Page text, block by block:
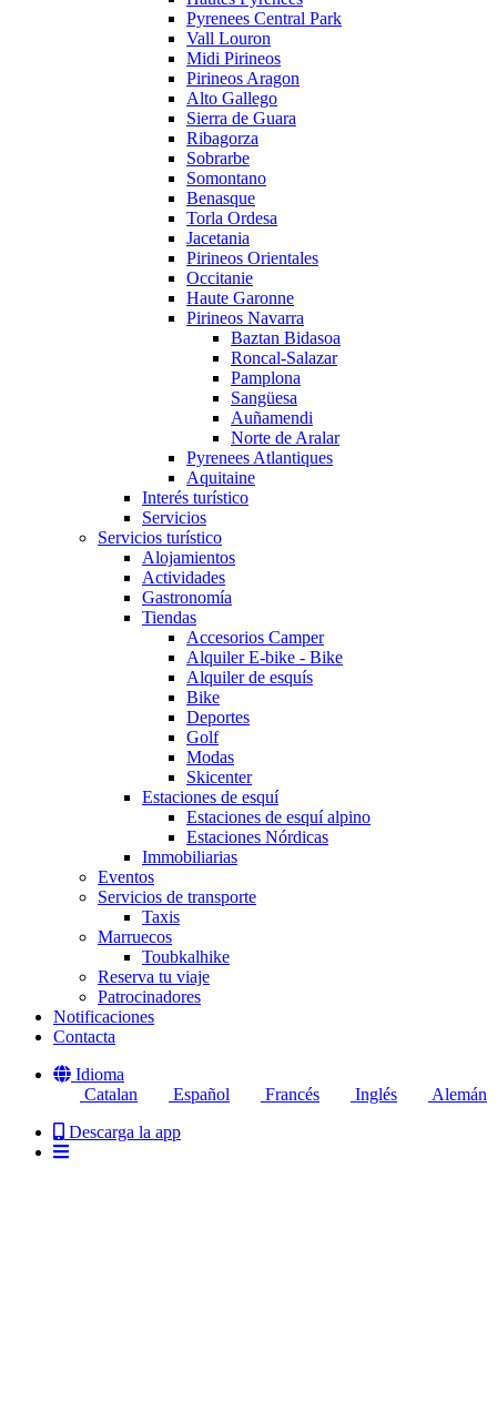
Pyrenees Central Park
Vall Louron
Midi Pirineos
Pirineos Aragon
Alto Gallego
Sierra de Guara
Ribagorza
Sobrarbe
Somontano
Benasque
Torla Ordesa
Jacetania
Pirineos Orientales
Occitanie
Haute Garonne
Pirineos Navarra
Baztan Bidasoa
Roncal-Salazar
Pamplona
Sangüesa
Auñamendi
Norte de Aralar
Pyrenees Atlantiques
Aquitaine
Interés turístico
Servicios
Servicios turístico
Alojamientos
Actividades
Gastronomía
Tiendas
Accesorios Camper
Alquiler E-bike - Bike
Alquiler de esquís
Bike
Deportes
Golf
Modas
Skicenter
Estaciones de esquí
Estaciones de esquí alpino
Estaciones Nórdicas
Immobiliarias
Eventos
Servicios de transporte
Taxis
Marruecos
Toubkalhike
Reserva tu viaje
Patrocinadores
Notificaciones
Contacta
Idioma
Catalan
Español Francés Inglés
Alemán
Descarga la app